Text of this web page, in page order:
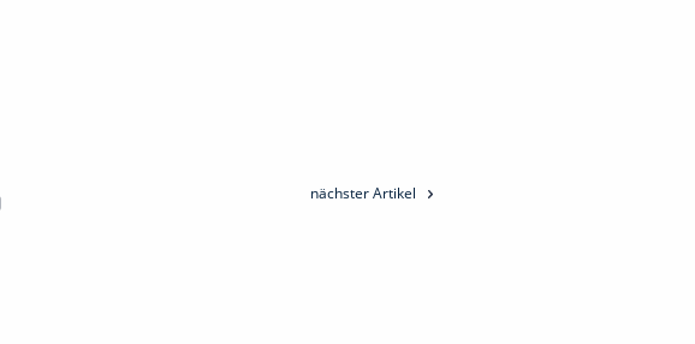
nächster Artikel